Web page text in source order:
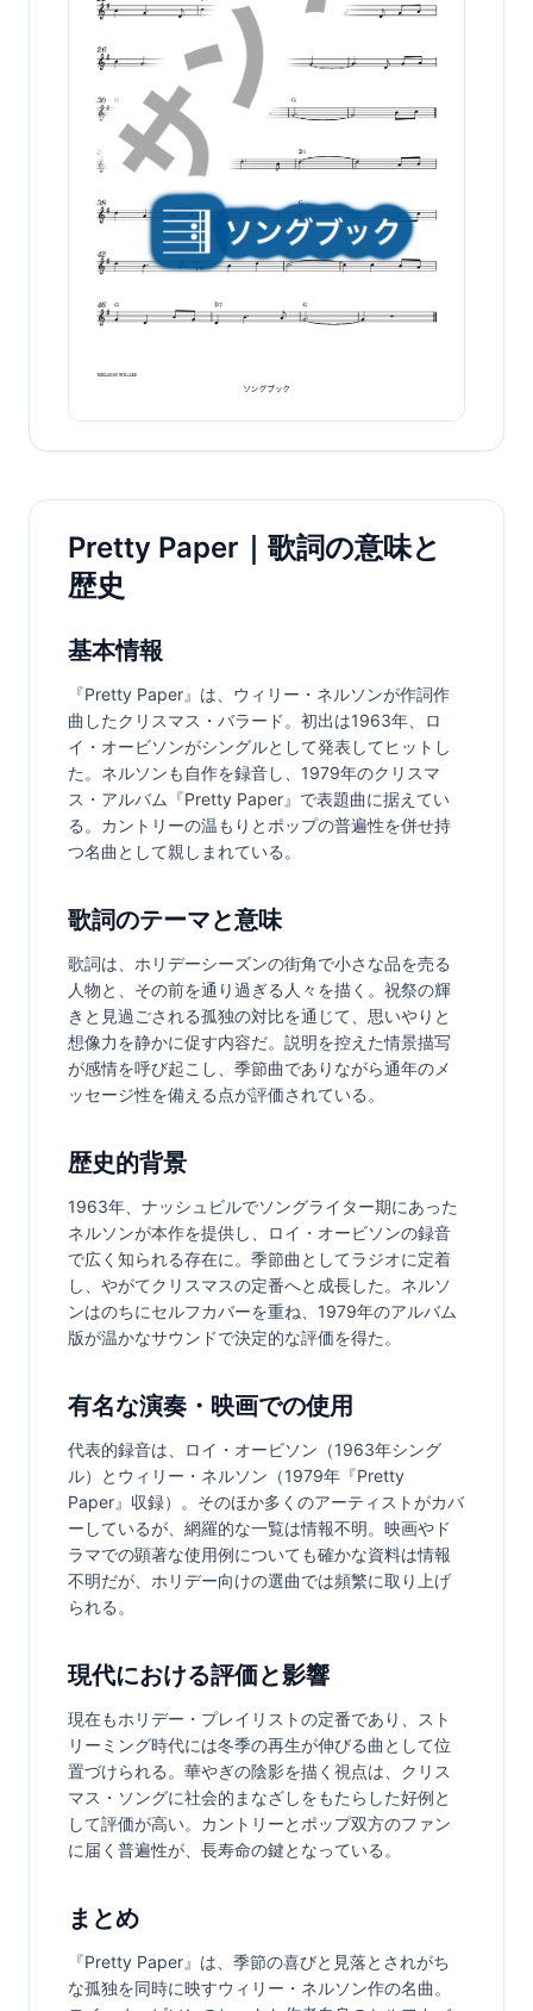
Pretty Paper｜歌詞の意味と
歴史
基本情報
『Pretty Paper』は、ウィリー・ネルソンが作詞作
曲したクリスマス・バラード。初出は1963年、ロ
イ・オービソンがシングルとして発表してヒットし
た。ネルソンも自作を録音し、1979年のクリスマ
ス・アルバム『Pretty Paper』で表題曲に据えてい
る。カントリーの温もりとポップの普遍性を併せ持
つ名曲として親しまれている。
歌詞のテーマと意味
歌詞は、ホリデーシーズンの街角で小さな品を売る
人物と、その前を通り過ぎる人々を描く。祝祭の輝
きと見過ごされる孤独の対比を通じて、思いやりと
想像力を静かに促す内容だ。説明を控えた情景描写
が感情を呼び起こし、季節曲でありながら通年のメ
ッセージ性を備える点が評価されている。
歴史的背景
1963年、ナッシュビルでソングライター期にあった
ネルソンが本作を提供し、ロイ・オービソンの録音
で広く知られる存在に。季節曲としてラジオに定着
し、やがてクリスマスの定番へと成長した。ネルソ
ンはのちにセルフカバーを重ね、1979年のアルバム
版が温かなサウンドで決定的な評価を得た。
有名な演奏・映画での使用
代表的録音は、ロイ・オービソン（1963年シング
ル）とウィリー・ネルソン（1979年『Pretty
Paper』収録）。そのほか多くのアーティストがカバ
ーしているが、網羅的な一覧は情報不明。映画やド
ラマでの顕著な使用例についても確かな資料は情報
不明だが、ホリデー向けの選曲では頻繁に取り上げ
られる。
現代における評価と影響
現在もホリデー・プレイリストの定番であり、スト
リーミング時代には冬季の再生が伸びる曲として位
置づけられる。華やぎの陰影を描く視点は、クリス
マス・ソングに社会的まなざしをもたらした好例と
して評価が高い。カントリーとポップ双方のファン
に届く普遍性が、長寿命の鍵となっている。
まとめ
『Pretty Paper』は、季節の喜びと見落とされがち
な孤独を同時に映すウィリー・ネルソン作の名曲。